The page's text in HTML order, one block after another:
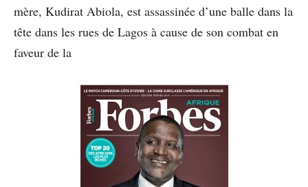
mère, Kudirat Abiola, est assassinée d’une balle dans la
tête dans les rues de Lagos à cause de son combat en
faveur de la